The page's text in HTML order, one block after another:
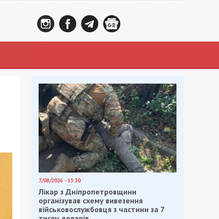
7/08/2026 - 13:30
Лікар з Дніпропетровщини
організував схему вивезення
військовослужбовця з частини за 7